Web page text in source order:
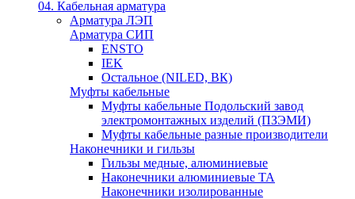
04. Кабельная арматура
Арматура ЛЭП
Арматура СИП
ENSTO
IEK
Остальное (NILED, ВК)
Муфты кабельные
Муфты кабельные Подольский завод
электромонтажных изделий (ПЗЭМИ)
Муфты кабельные разные производители
Наконечники и гильзы
Гильзы медные, алюминиевые
Наконечники алюминиевые ТА
Наконечники изолированные